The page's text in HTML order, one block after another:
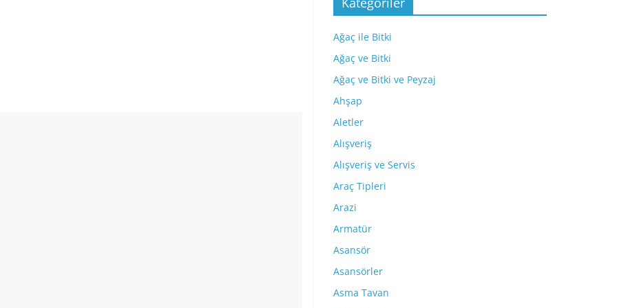
Ağaç ile Bitki
Ağaç ve Bitki
Ağaç ve Bitki ve Peyzaj
Ahşap
Aletler
Alışveriş
Alışveriş ve Servis
Araç Tipleri
Arazi
Armatür
Asansör
Asansörler
Asma Tavan